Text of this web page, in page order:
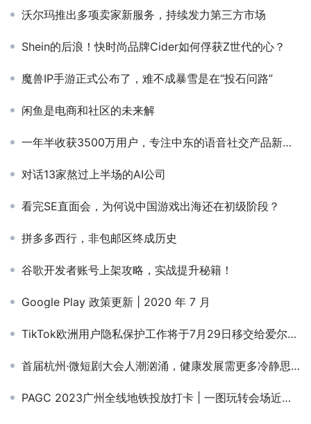
沃尔玛推出多项卖家新服务，持续发力第三方市场
Shein的后浪！快时尚品牌Cider如何俘获Z世代的心？
魔兽IP手游正式公布了，难不成暴雪是在“投石问路”
闲鱼是电商和社区的未来解
一年半收获3500万用户，专注中东的语音社交产品新老对比，谁更胜一筹？
对话13家熬过上半场的AI公司
看完SE直面会，为何说中国游戏出海还在初级阶段？
拼多多西行，非包邮区终成历史
谷歌开发者账号上架攻略，实战提升秘籍！
Google Play 政策更新 | 2020 年 7 月
TikTok欧洲用户隐私保护工作将于7月29日移交给爱尔兰和英国分公司
首届杭州·微短剧大会人潮汹涌，健康发展需更多冷静思考
PAGC 2023广州全线地铁投放打卡 | 一图玩转会场近万资源（强烈建议保存）